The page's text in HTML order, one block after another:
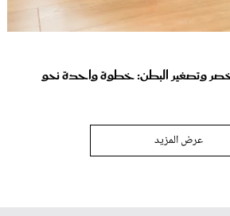
وتصغير البطن: خطوة واحدة نحو
عرض المزيد